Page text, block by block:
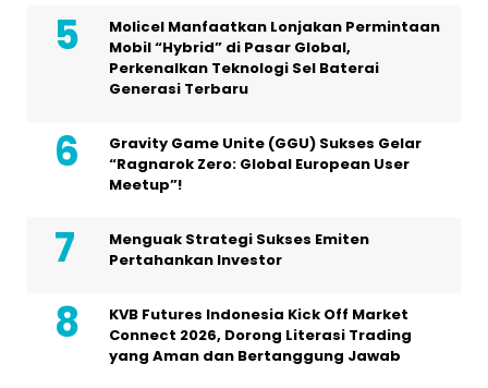
Molicel Manfaatkan Lonjakan Permintaan
Mobil “Hybrid” di Pasar Global,
Perkenalkan Teknologi Sel Baterai
Generasi Terbaru
Gravity Game Unite (GGU) Sukses Gelar
“Ragnarok Zero: Global European User
Meetup”!
Menguak Strategi Sukses Emiten
Pertahankan Investor
KVB Futures Indonesia Kick Off Market
Connect 2026, Dorong Literasi Trading
yang Aman dan Bertanggung Jawab